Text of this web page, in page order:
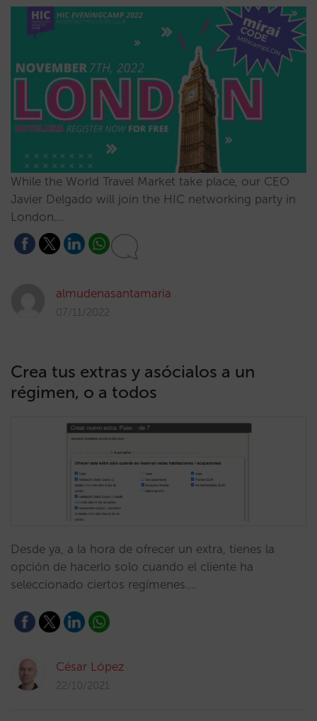
While the World Travel Market take place, our CEO
Javier Delgado will join the HIC networking party in
London.…
almudenasantamaria
07/11/2022
Crea tus extras y asócialos a un
régimen, o a todos
Desde ya, a la hora de ofrecer un extra, tienes la
opción de hacerlo solo cuando el cliente ha
seleccionado ciertos regímenes.…
César López
22/10/2021